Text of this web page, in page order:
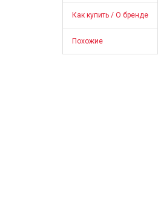
Как купить / О бренде
Похожие